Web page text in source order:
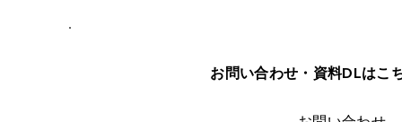
お問い合わせ・資料DLはこ